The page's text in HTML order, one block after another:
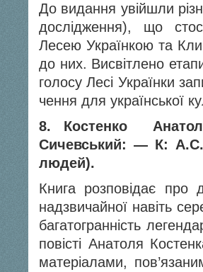
До видання увійшли
дослідження), що
Лесею Українкою та
до них. Висвітлено
голосу Лесі Українки
чення для української
8. Костенко
Сичевський: — К:
людей).
Книга розповідає
надзвичайної навіть
багатогранність
повісті Анатоля
матеріалами,